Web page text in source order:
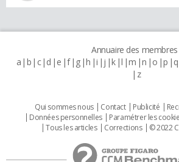
Annuaire des membres
a b c d e f g h i j k l m n o p q
z
Qui sommes nous Contact Publicité
Données personnelles
Paramétrer les
Tous les articles
Corrections © 2022